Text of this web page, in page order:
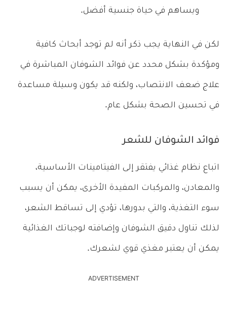
ويساهم في حياة جنسية أفضل.
لكن في النهاية يجب ذكر أنه لم توجد أبحاث كافية
ومؤكدة بشكل محدد عن فوائد الشوفان المباشرة في
علاج ضعف الانتصاب، ولكنه قد يكون وسيلة مساعدة
في تحسين الصحة بشكل عام.
فوائد الشوفان للشعر
اتباع نظام غذائي يفتقر إلى الفيتامينات الأساسية،
والمعادن، والمركبات المفيدة الأخرى، يمكن أن يسبب
سوء التغذية، والتي بدورها، تؤدي إلى تساقط الشعر،
لذلك تناول دقيق الشوفان وإضافته لوجباتك الغذائية
يمكن أن يعتبر مغذي قوي لشعرك.
ADVERTISEMENT